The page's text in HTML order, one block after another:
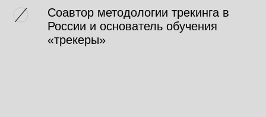
Соавтор методологии трекинга в
России и основатель обучения
«трекеры»